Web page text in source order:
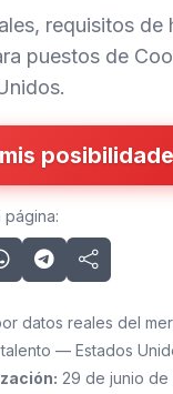
requisitos
puestos de
datos reales del
— Estados
29 de junio de